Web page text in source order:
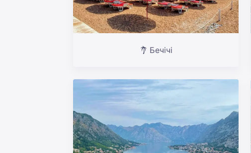
Бечічі